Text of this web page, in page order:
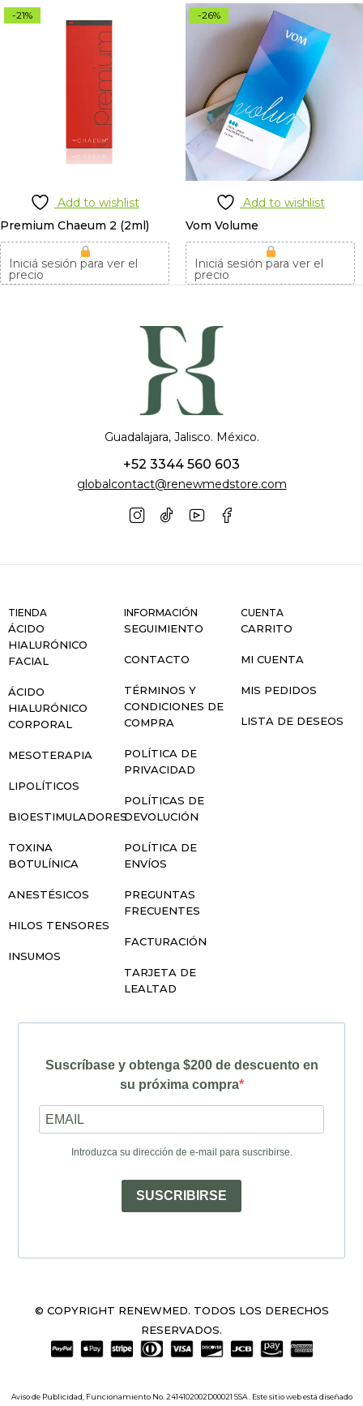
-21%
Add to wishlist
Premium Chaeum 2 (2ml)
Iniciá sesión para ver el
precio
-26%
Add to wishlist
Vom Volume
Iniciá sesión para ver el
precio
Guadalajara, Jalisco. México.
+52 3344 560 603
globalcontact@renewmedstore.com
TIENDA
ÁCIDO
HIALURÓNICO
FACIAL
ÁCIDO
HIALURÓNICO
CORPORAL
MESOTERAPIA
LIPOLÍTICOS
BIOESTIMULADORES
TOXINA
BOTULÍNICA
ANESTÉSICOS
HILOS TENSORES
INSUMOS
INFORMACIÓN
SEGUIMIENTO
CONTACTO
TÉRMINOS Y
CONDICIONES DE
COMPRA
POLÍTICA DE
PRIVACIDAD
POLÍTICAS DE
DEVOLUCIÓN
POLÍTICA DE
ENVÍOS
PREGUNTAS
FRECUENTES
FACTURACIÓN
TARJETA DE
LEALTAD
CUENTA
CARRITO
MI CUENTA
MIS PEDIDOS
LISTA DE DESEOS
Suscríbase y obtenga $200 de descuento en
su próxima compra
Introduzca su dirección de e-mail para suscribirse.
SUSCRIBIRSE
© COPYRIGHT RENEWMED. TODOS LOS DERECHOS
RESERVADOS.
Aviso de Publicidad, Funcionamiento No. 2414102002D00021 SSA . Este sitio web está diseñado